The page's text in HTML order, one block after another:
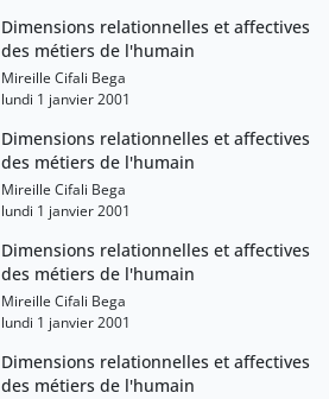
Dimensions relationnelles et affectives
des métiers de l'humain
Mireille Cifali Bega
lundi 1 janvier 2001
Dimensions relationnelles et affectives
des métiers de l'humain
Mireille Cifali Bega
lundi 1 janvier 2001
Dimensions relationnelles et affectives
des métiers de l'humain
Mireille Cifali Bega
lundi 1 janvier 2001
Dimensions relationnelles et affectives
des métiers de l'humain